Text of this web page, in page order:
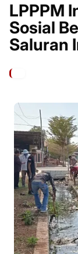
LPPPM
Sosial
Saluran